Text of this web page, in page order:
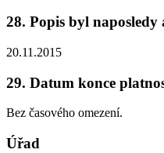
28. Popis byl
20.11.2015
29. Datum konce
Bez časového omezení.
Úřad